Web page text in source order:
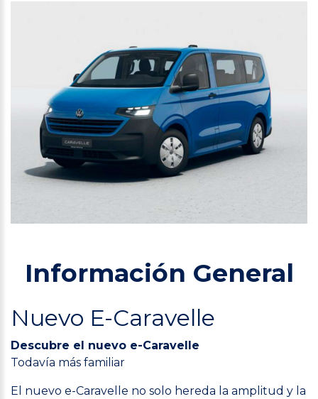
Información General
Nuevo E-Caravelle
Descubre el nuevo e-Caravelle
Todavía más familiar
El nuevo e-Caravelle no solo hereda la amplitud y la